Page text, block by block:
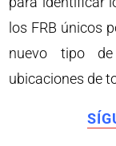
los FRB únicos
nuevo tipo
ubicaciones de